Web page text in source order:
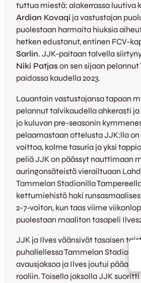
tuttua miestä: alakerrassa luutiva
Ardian Kovaqi ja vastustajan
puolestaan harmaita hiuksia
hetken edustanut, entinen FCV-
Sarlin. JJK-paitaan talvella
Niki Patjason sen sijaan
paidassa kaudella 2023.
Lauantain vastustajansa tapaan
pelannut talvikaudella ahkerasti
jo kuluvan pre-seasonin
pelaamastaan ottelusta JJK:lla on
voittoa, kolme tasuria ja yksi
peliä JJK on päässyt nauttimaan
auringonsäteistä vierailtuaan
Tammelan Stadionilla
kettumiehistö haki
2-7-voiton, kun taas viime
puolestaan maaliton tasapeli
JJK ja Ilves väänsivät tasaisen
puhallellessa Tammelan
avausjaksoa ja Ilves joutui
rooliin. Toisella jaksolla JJK